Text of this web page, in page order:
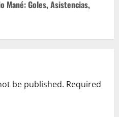
Mané: Goles, Asistencias,
be published. Required